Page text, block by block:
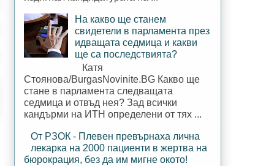
На какво ще станем
свидетели в парламента през
идващата седмица и какви
ще са последствията?
Катя
Стоянова/BurgasNovinite.BG Какво ще
стане в парламента следващата
седмица и отвъд нея? Зад всички
кандърми на ИТН определени от тях ...
От РЗОК - Плевен превърнаха лична
лекарка на 2000 пациенти в жертва на
бюрокрация, без да им мигне окото!